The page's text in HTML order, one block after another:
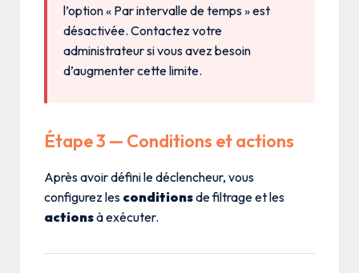
l’option « Par intervalle de temps » est
désactivée. Contactez votre
administrateur si vous avez besoin
d’augmenter cette limite.
Étape 3 — Conditions et actions
Après avoir défini le déclencheur, vous
configurez les conditionsde filtrage et les
actionsà exécuter.